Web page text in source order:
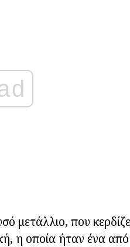
μετάλλιο, που
η οποία ήταν ένα